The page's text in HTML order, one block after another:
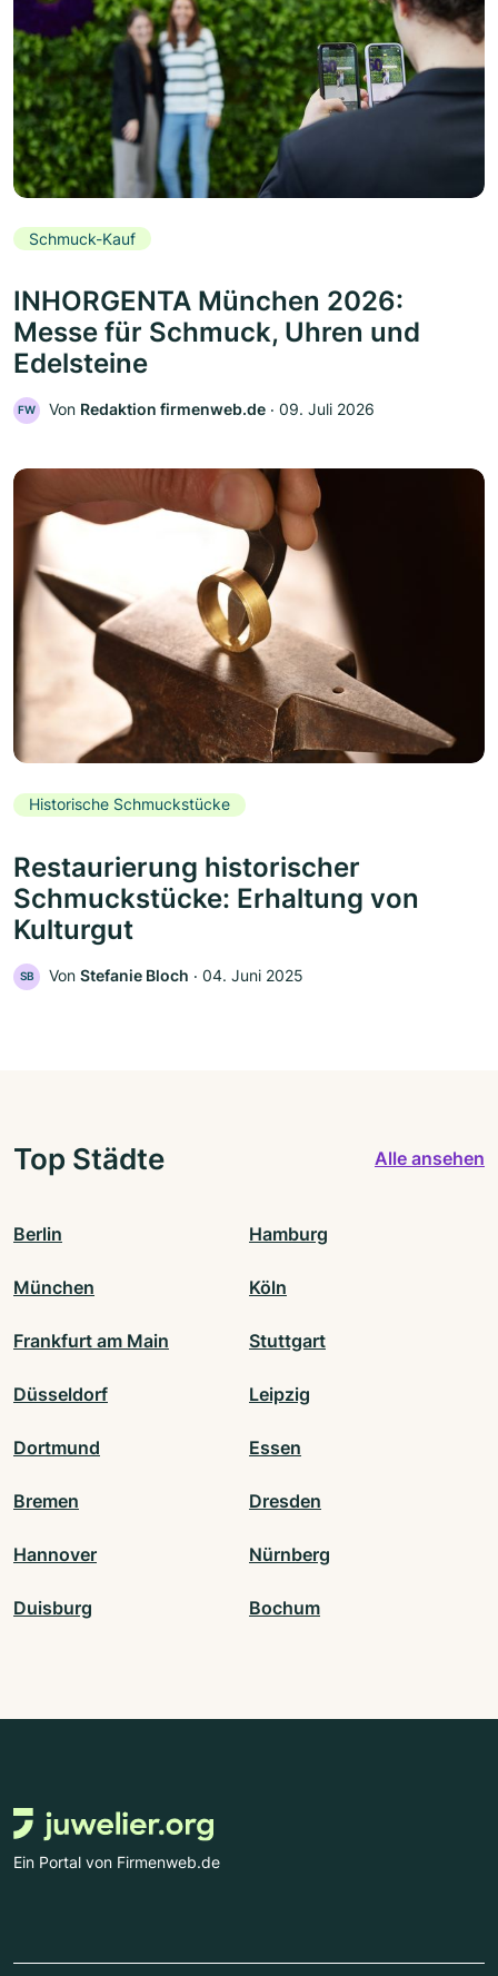
Schmuck-Kauf
INHORGENTA München 2026:
Messe für Schmuck, Uhren und
Edelsteine
FW Von Redaktion firmenweb.de ‧ 09. Juli 2026
Historische Schmuckstücke
Restaurierung historischer
Schmuckstücke: Erhaltung von
Kulturgut
SB Von Stefanie Bloch ‧ 04. Juni 2025
Top Städte Alle ansehen
Berlin Hamburg
München Köln
Frankfurt am Main Stuttgart
Düsseldorf Leipzig
Dortmund Essen
Bremen Dresden
Hannover Nürnberg
Duisburg Bochum
Ein Portal von Firmenweb.de